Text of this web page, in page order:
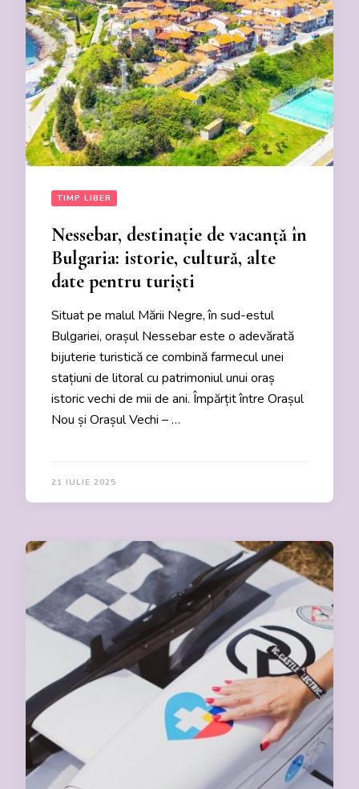
TIMP LIBER
Nessebar, destinație de vacanță în
Bulgaria: istorie, cultură, alte
date pentru turiști
Situat pe malul Mării Negre, în sud-estul
Bulgariei, orașul Nessebar este o adevărată
bijuterie turistică ce combină farmecul unei
stațiuni de litoral cu patrimoniul unui oraș
istoric vechi de mii de ani. Împărțit între Orașul
Nou și Orașul Vechi – …
21 IULIE 2025